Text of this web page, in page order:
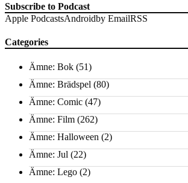
Subscribe to Podcast
Apple PodcastsAndroidby EmailRSS
Categories
Ämne: Bok (51)
Ämne: Brädspel (80)
Ämne: Comic (47)
Ämne: Film (262)
Ämne: Halloween (2)
Ämne: Jul (22)
Ämne: Lego (2)